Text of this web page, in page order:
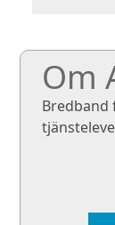
Om
Bredband